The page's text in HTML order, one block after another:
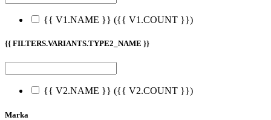
{{ V1.NAME }} ({{ V1.COUNT }})
{{ FILTERS.VARIANTS.TYPE2_NAME }}
{{ V2.NAME }} ({{ V2.COUNT }})
Marka